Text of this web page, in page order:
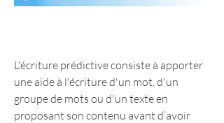
L'écriture prédictive consiste à apporter
une aide à l'écriture d'un mot, d'un
groupe de mots ou d'un texte en
proposant son contenu avant d’avoir